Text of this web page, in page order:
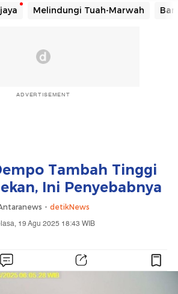
Melindungi Tuah-Marwah
ADVERTISEMENT
Tambah Tinggi
Ini Penyebabnya
- detikNews
19 Agu 2025 18:43 WIB